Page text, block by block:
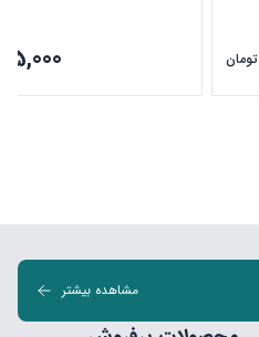
تومان
مشاهده بیشتر